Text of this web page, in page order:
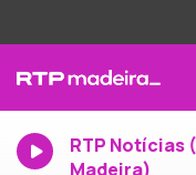
RTP Notícias
Madeira)